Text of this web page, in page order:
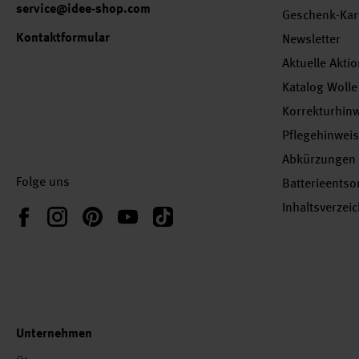
service@idee-shop.com
Kontaktformular
Folge uns
FacebookInstagramPinterestYouTubeTikTok
Geschenk-
Newsletter
Aktuelle
Katalog
Abkürzungen
Unternehmen